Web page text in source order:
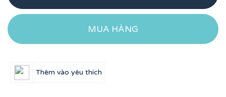
MUA HÀNG
Thêm vào yêu thích